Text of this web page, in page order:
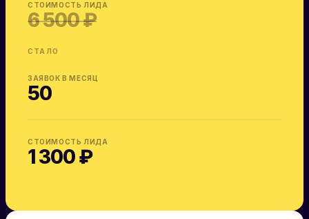
СТОИМОСТЬ ЛИДА
6 500 ₽
СТАЛО
ЗАЯВОК В МЕСЯЦ
50
СТОИМОСТЬ ЛИДА
1 300 ₽